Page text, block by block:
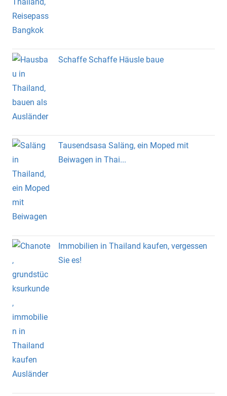
Schaffe Schaffe Häusle baue
Tausendsasa Saläng, ein Moped mit
Beiwagen in Thai...
Immobilien in Thailand kaufen, vergessen
Sie es!